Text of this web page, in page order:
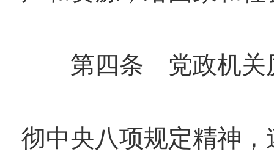
第四条 党政机关厉
彻中央八项规定精神